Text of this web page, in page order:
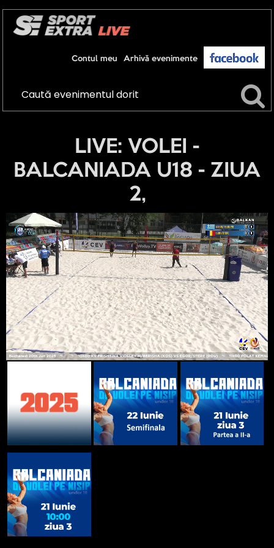
Arhivă evenimente
Contul meu
LIVE: VOLEI -
BALCANIADA U18 - ZIUA
2,